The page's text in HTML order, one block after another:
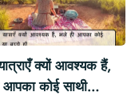
क्यों आवश्यक हैं,
कोई साथी